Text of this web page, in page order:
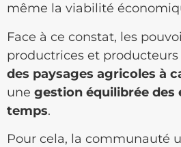
même la viabilité
Face à ce constat, les
productrices et producteurs
des paysages agricoles à
une gestion équilibrée des
temps.
Pour cela, la communauté